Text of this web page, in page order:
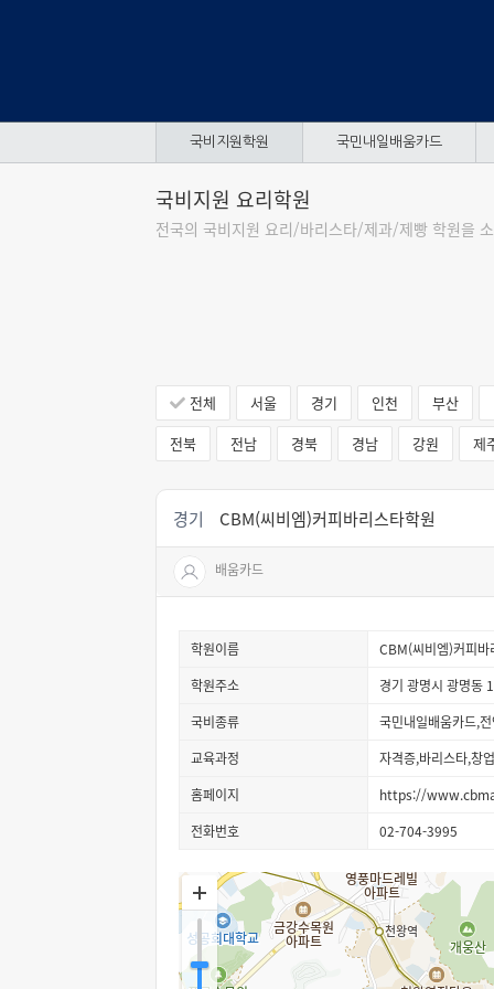
국비지원학원 국민내일배움카드
국비지원 요리학원
전국의 국비지원 요리/바리스타/제과/제빵 학원을
전체 서울 경기 인천 부산
전북
전남 경북 경남 강원 제
경기 CBM(씨비엠)커피바리스타학원
배움카드
학원이름
CBM(씨비엠)커피바
학원주소
경기 광명시 광명동
국비종류
국민내일배움카드,
교육과정
자격증,바리스타,창
홈페이지
https://
전화번호
02-704-3995